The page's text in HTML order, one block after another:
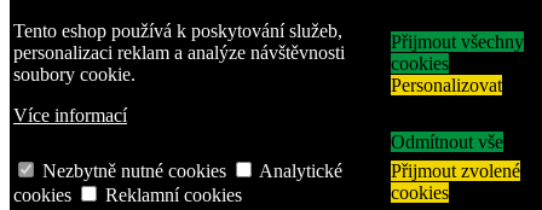
Tento eshop používá k poskytování služeb,
personalizaci reklam a analýze návštěvnosti
soubory cookie.
Více informací
Přijmout všechny
cookies
Personalizovat
Odmítnout vše
Nezbytně nutné cookies
Analytické
cookies
Reklamní cookies
Přijmout zvolené
cookies
ložiskem
Nafukovací kola s kuličkovým
Kola nafukovací na plechovém disku
Nafukovací kola s jehlovým
ložiskem
Nafukovací kola s kuličkovým